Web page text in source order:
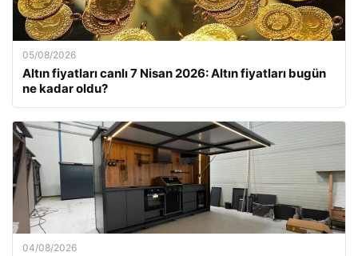
05/08/2026
Altın fiyatları canlı 7 Nisan 2026: Altın fiyatları bugün
ne kadar oldu?
04/08/2026